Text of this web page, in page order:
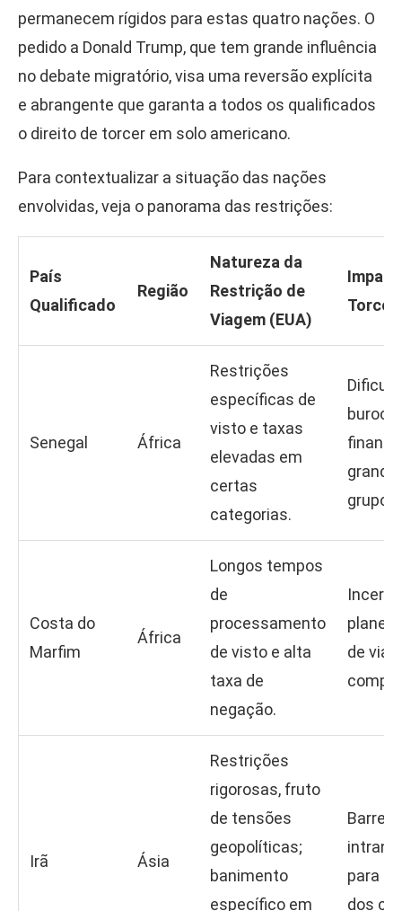
permanecem rígidos para estas quatro nações. O
pedido a Donald Trump, que tem grande influência
no debate migratório, visa uma reversão explícita
e abrangente que garanta a todos os qualificados
o direito de torcer em solo americano.
Para contextualizar a situação das nações
envolvidas, veja o panorama das restrições:
País
Qualificado
Região
Natureza da
Restrição de
Viagem (EUA)
Senegal África
Restrições
específicas de
visto e taxas
elevadas em
certas
categorias.
grupos.
Costa do
Marfim
África
Longos tempos
de
processamento
de visto e alta
taxa de
negação.
de
Irã Ásia
Restrições
rigorosas, fruto
de tensões
geopolíticas;
banimento
específico em
para a
dos